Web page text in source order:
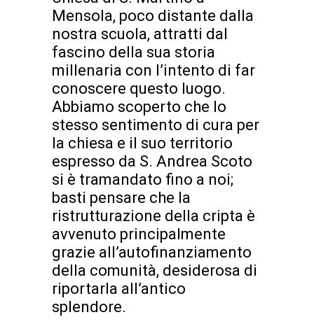
Mensola, poco distante dalla
nostra scuola, attratti dal
fascino della sua storia
millenaria con l’intento di far
conoscere questo luogo.
Abbiamo scoperto che lo
stesso sentimento di cura per
la chiesa e il suo territorio
espresso da S. Andrea Scoto
si è tramandato fino a noi;
basti pensare che la
ristrutturazione della cripta è
avvenuto principalmente
grazie all’autofinanziamento
della comunità, desiderosa di
riportarla all’antico
splendore.